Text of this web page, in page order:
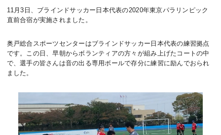
11月3日、ブラインドサッカー日本代表の2020年東京パラリンピック
直前合宿が実施されました。
奥戸総合スポーツセンターはブラインドサッカー日本代表の練習拠点
です。この日、早朝からボランティアの方々が組み上げたコートの中
で、選手の皆さんは音の出る専用ボールで存分に練習に励んでおられ
ました。